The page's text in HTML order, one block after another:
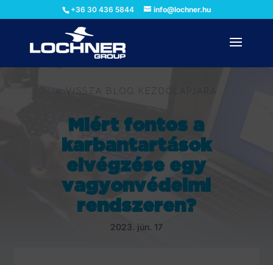
+36 30 436 5844 info@lochner.hu
< VISSZA BLOG KEZDŐLAPJÁRA
Miért fontos a
karbantartások
elvégzése egy
vagyonvédelmi
rendszeren?
2023. jún. 17